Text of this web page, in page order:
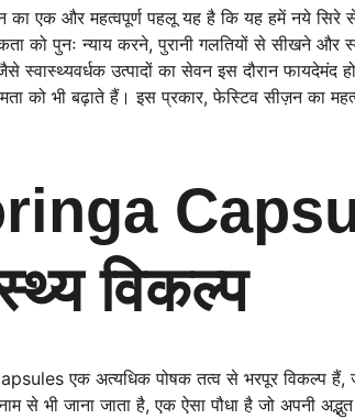
का एक और महत्वपूर्ण पहलू यह है कि यह हमें नये
को पुनः न्याय करने, पुरानी गलतियों से सीखने
स्वास्थ्यवर्धक उत्पादों का सेवन इस दौरान
को भी बढ़ाते हैं। इस प्रकार, फेस्टिव सीज़न का
विकल्प
एक अत्यधिक पोषक तत्व से भरपूर विकल्प हैं,
से भी जाना जाता है, एक ऐसा पौधा है जो अपनी